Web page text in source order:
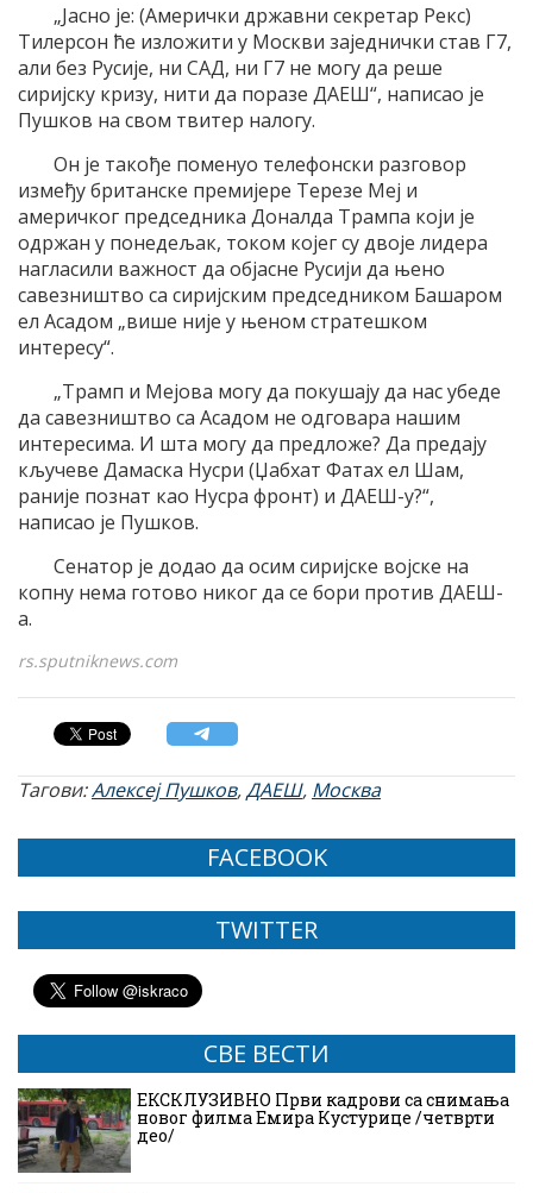
„Јасно је: (Амерички државни секретар Рекс)
Тилерсон ће изложити у Москви заједнички став Г7,
али без Русије, ни САД, ни Г7 не могу да реше
сиријску кризу, нити да поразе ДАЕШ“, написао је
Пушков на свом твитер налогу.
Он је такође поменуо телефонски разговор
између британске премијере Терезе Меј и
америчког председника Доналда Трампа који је
одржан у понедељак, током којег су двоје лидера
нагласили важност да објасне Русији да њено
савезништво са сиријским председником Башаром
ел Асадом „више није у њеном стратешком
интересу“.
„Трамп и Мејова могу да покушају да нас убеде
да савезништво са Асадом не одговара нашим
интересима. И шта могу да предложе? Да предају
кључеве Дамаска Нусри (Џабхат Фатах ел Шам,
раније познат као Нусра фронт) и ДАЕШ-у?“,
написао је Пушков.
​Сенатор је додао да осим сиријске војске на
копну нема готово никог да се бори против ДАЕШ-
а.
rs.sputniknews.com
Тагови:Алексеј Пушков,ДАЕШ, Москва
FACEBOOK
TWITTER
СВЕ ВЕСТИ
ЕКСКЛУЗИВНО Први кадрови са снимања
новог филма Емира Кустурице /четврти
део/